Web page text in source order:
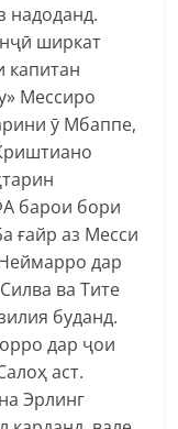
надоданд.
ширкат
капитан
Мессиро
ӯ Мбаппе,
барои бори
ғайр аз Месси
дар
ва Тите
буданд.
дар ҷои
аст.
Эрлинг